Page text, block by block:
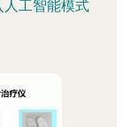
工智能模式